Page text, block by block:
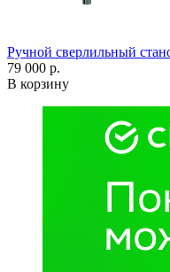
Ручной сверлильный
79 000 р.
В корзину